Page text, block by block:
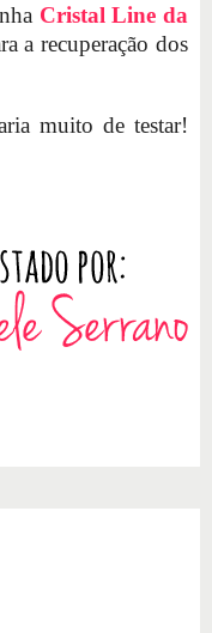
Cristal Line da
a recuperação dos
muito de testar!